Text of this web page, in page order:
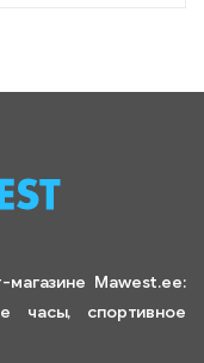
Mawest.ee:
часы, спортивное